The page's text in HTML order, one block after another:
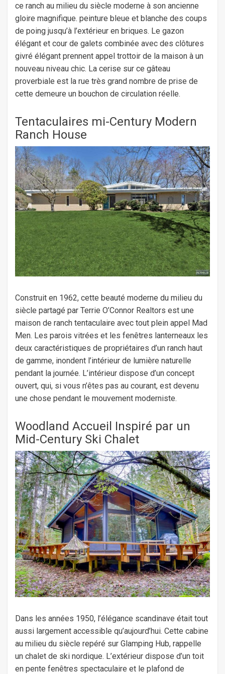
ce ranch au milieu du siècle moderne à son ancienne
gloire magnifique. peinture bleue et blanche des coups
de poing jusqu’à l’extérieur en briques. Le gazon
élégant et cour de galets combinée avec des clôtures
givré élégant prennent appel trottoir de la maison à un
nouveau niveau chic. La cerise sur ce gâteau
proverbiale est la rue très grand nombre de prise de
cette demeure un bouchon de circulation réelle.
Tentaculaires mi-Century Modern
Ranch House
Construit en 1962, cette beauté moderne du milieu du
siècle partagé par Terrie O’Connor Realtors est une
maison de ranch tentaculaire avec tout plein appel Mad
Men. Les parois vitrées et les fenêtres lanterneaux les
deux caractéristiques de propriétaires d’un ranch haut
de gamme, inondent l’intérieur de lumière naturelle
pendant la journée. L’intérieur dispose d’un concept
ouvert, qui, si vous n’êtes pas au courant, est devenu
une chose pendant le mouvement moderniste.
Woodland Accueil Inspiré par un
Mid-Century Ski Chalet
Dans les années 1950, l’élégance scandinave était tout
aussi largement accessible qu’aujourd’hui. Cette cabine
au milieu du siècle repéré sur Glamping Hub, rappelle
un chalet de ski nordique. L’extérieur dispose d’un toit
en pente fenêtres spectaculaire et le plafond de